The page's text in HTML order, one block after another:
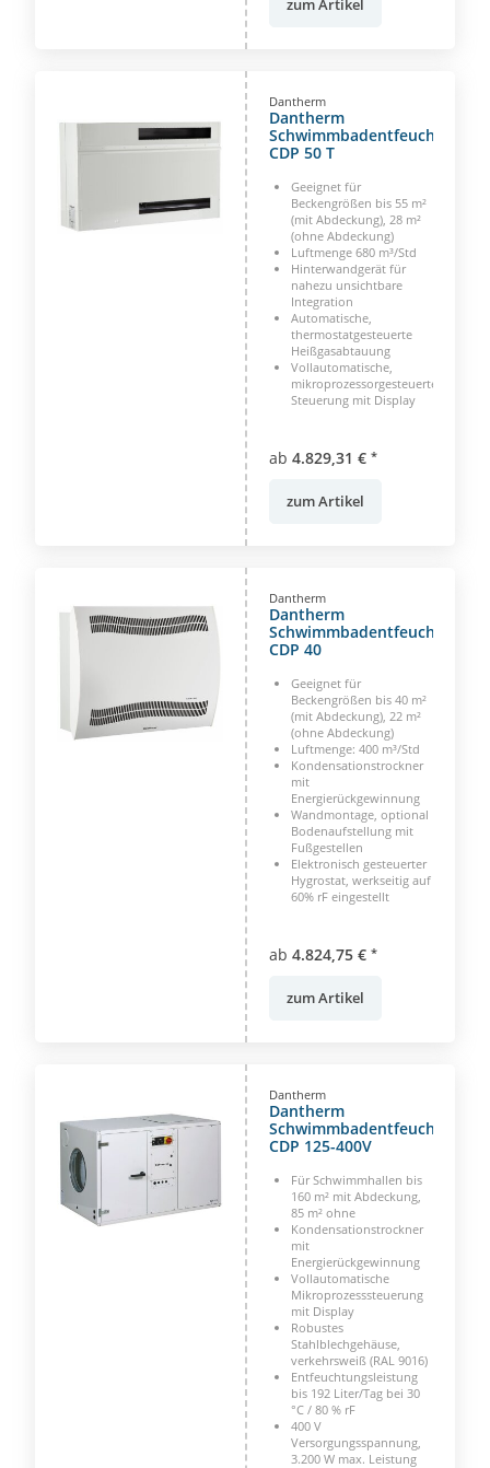
zum Artikel
Dantherm
Dantherm
Schwimmbadentfeuchter
CDP 50 T
Geeignet für
Beckengrößen bis 55 m²
(mit Abdeckung), 28 m²
(ohne Abdeckung)
Luftmenge 680 m³/Std
Hinterwandgerät für
nahezu unsichtbare
Integration
Automatische,
thermostatgesteuerte
Heißgasabtauung
Vollautomatische,
mikroprozessorgesteuerte
Steuerung mit Display
ab 4.829,31 € *
zum Artikel
Dantherm
Dantherm
Schwimmbadentfeuchter
CDP 40
Geeignet für
Beckengrößen bis 40 m²
(mit Abdeckung), 22 m²
(ohne Abdeckung)
Luftmenge: 400 m³/Std
Kondensationstrockner
mit
Energierückgewinnung
Wandmontage, optional
Bodenaufstellung mit
Fußgestellen
Elektronisch gesteuerter
Hygrostat, werkseitig auf
60% rF eingestellt
ab 4.824,75 € *
zum Artikel
Dantherm
Dantherm
Schwimmbadentfeuchter
CDP 125-400V
Für Schwimmhallen bis
160 m² mit Abdeckung,
85 m² ohne
Kondensationstrockner
mit
Energierückgewinnung
Vollautomatische
Mikroprozesssteuerung
mit Display
Robustes
Stahlblechgehäuse,
verkehrsweiß (RAL 9016)
Entfeuchtungsleistung
bis 192 Liter/Tag bei 30
°C / 80 % rF
400 V
Versorgungsspannung,
3.200 W max. Leistung